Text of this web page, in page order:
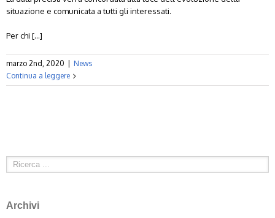
situazione e comunicata a tutti gli interessati.
Per chi […]
marzo 2nd, 2020
News
Continua a leggere
Archivi